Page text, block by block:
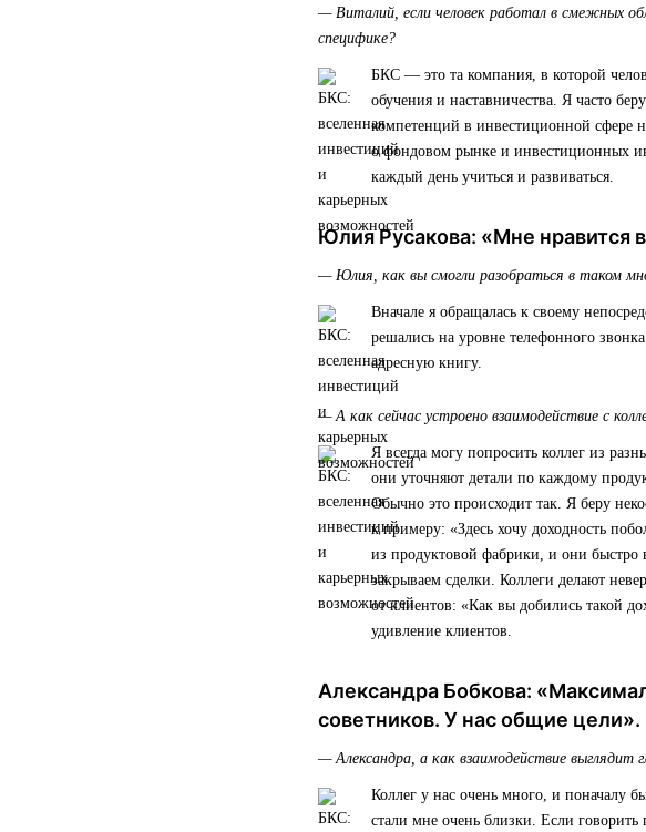
— Виталий, если человек работал в смежных
специфике?
БКС — это та компания, в которой
обучения и наставничества. Я часто
компетенций в инвестиционной сфере
о фондовом рынке и инвестиционных
каждый день учиться и развиваться.
Юлия Русакова: «Мне нравится
— Юлия, как вы смогли разобраться в таком
Вначале я обращалась к своему
решались на уровне телефонного
адресную книгу.
— А как сейчас устроено взаимодействие с
Я всегда могу попросить коллег из
они уточняют детали по каждому
Обычно это происходит так. Я беру
к примеру: «Здесь хочу доходность
из продуктовой фабрики, и они
закрываем сделки. Коллеги делают
от клиентов: «Как вы добились такой
удивление клиентов.
Александра Бобкова:
советников. У нас общие цели».
— Александра, а как взаимодействие выглядит
Коллег у нас очень много, и поначалу
стали мне очень близки. Если